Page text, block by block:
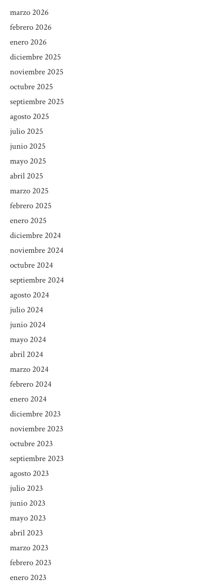
marzo 2026
febrero 2026
enero 2026
diciembre 2025
noviembre 2025
octubre 2025
septiembre 2025
agosto 2025
julio 2025
junio 2025
mayo 2025
abril 2025
marzo 2025
febrero 2025
enero 2025
diciembre 2024
noviembre 2024
octubre 2024
septiembre 2024
agosto 2024
julio 2024
junio 2024
mayo 2024
abril 2024
marzo 2024
febrero 2024
enero 2024
diciembre 2023
noviembre 2023
octubre 2023
septiembre 2023
agosto 2023
julio 2023
junio 2023
mayo 2023
abril 2023
marzo 2023
febrero 2023
enero 2023